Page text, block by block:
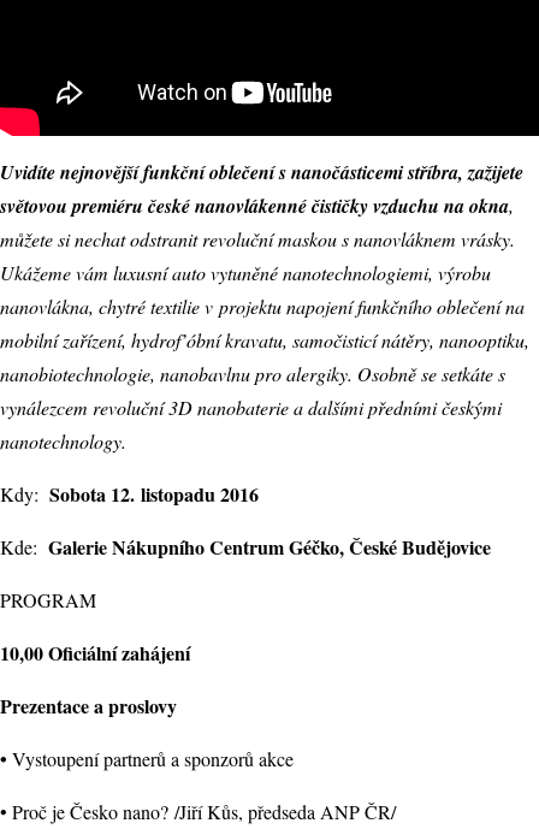
Uvidíte nejnovější funkční oblečení s nanočásticemi stříbra, zažijete
světovou premiéru české nanovlákenné čističky vzduchu na okna,
můžete si nechat odstranit revoluční maskou s nanovláknem vrásky.
Ukážeme vám luxusní auto vytuněné nanotechnologiemi, výrobu
nanovlákna, chytré textilie v projektu napojení funkčního oblečení na
mobilní zařízení, hydrof’óbní kravatu, samočisticí nátěry, nanooptiku,
nanobiotechnologie, nanobavlnu pro alergiky. Osobně se setkáte s
vynálezcem revoluční 3D nanobaterie a dalšími předními českými
nanotechnology.
Kdy: Sobota 12. listopadu 2016
Kde: Galerie Nákupního Centrum Géčko, České Budějovice
PROGRAM
10,00 Oficiální zahájení
Prezentace a proslovy
• Vystoupení partnerů a sponzorů akce
• Proč je Česko nano? /Jiří Kůs, předseda ANP ČR/